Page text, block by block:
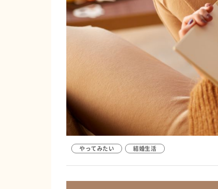
やってみたい 結婚生活